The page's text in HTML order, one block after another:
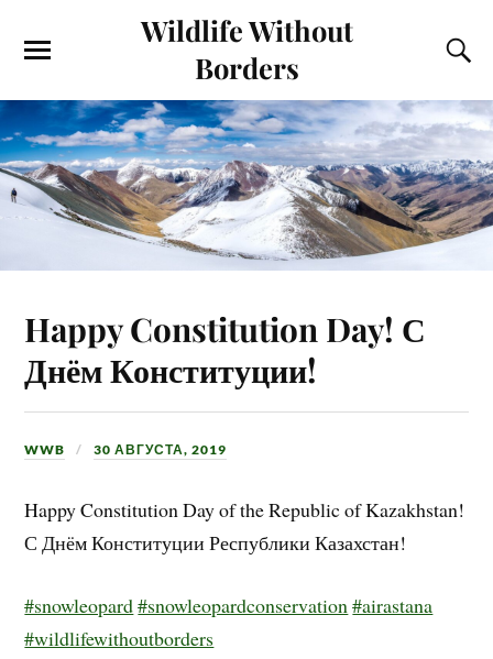
Wildlife Without
Borders
Happy Constitution Day! С
Днём Конституции!
WWB 30 АВГУСТА, 2019
Happy Constitution Day of the Republic of Kazakhstan!
С Днём Конституции Республики Казахстан!
#snowleopard#snowleopardconservation#airastana
#wildlifewithoutborders